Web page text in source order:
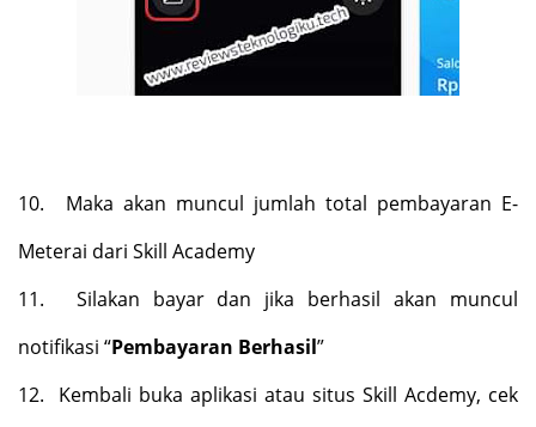
10.
Maka akan muncul jumlah total pembayaran E-
Meterai dari Skill Academy
11.
Silakan bayar dan jika berhasil akan muncul
notifikasi “Pembayaran Berhasil”
12.
Kembali buka aplikasi atau situs Skill Acdemy, cek